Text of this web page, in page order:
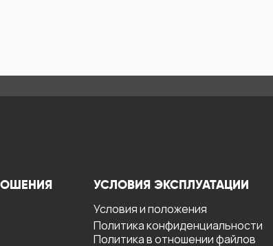
УСЛОВИЯ ЭКСПЛУАТАЦИИ
Условия и положения
Политика конфиденциальности
Политика в отношении файлов